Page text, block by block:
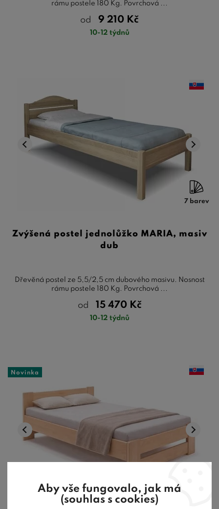
rámu postele 180 Kg. Povrchová ...
od 9 210 Kč
10-12 týdnů
7 barev
Zvýšená postel jednolůžko MARIA, masiv
dub
Dřevěná postel ze 5,5/2,5 cm dubového masivu. Nosnost
rámu postele 180 Kg. Povrchová ...
od 15 470 Kč
10-12 týdnů
Novinka
Aby vše fungovalo, jak má
(souhlas s cookies)